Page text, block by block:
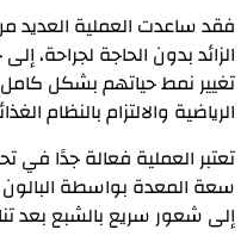
فقد ساعدت العملية العديد
الزائد بدون الحاجة
تغيير نمط حياتهم بشكل
الرياضية والالتزام بالنظام
تعتبر العملية فعالة جدًا في
سعة المعدة بواسطة
إلى شعور سريع بالشبع بعد